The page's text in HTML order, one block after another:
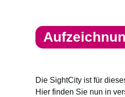
Die SightCity ist für
Hier finden Sie nun in